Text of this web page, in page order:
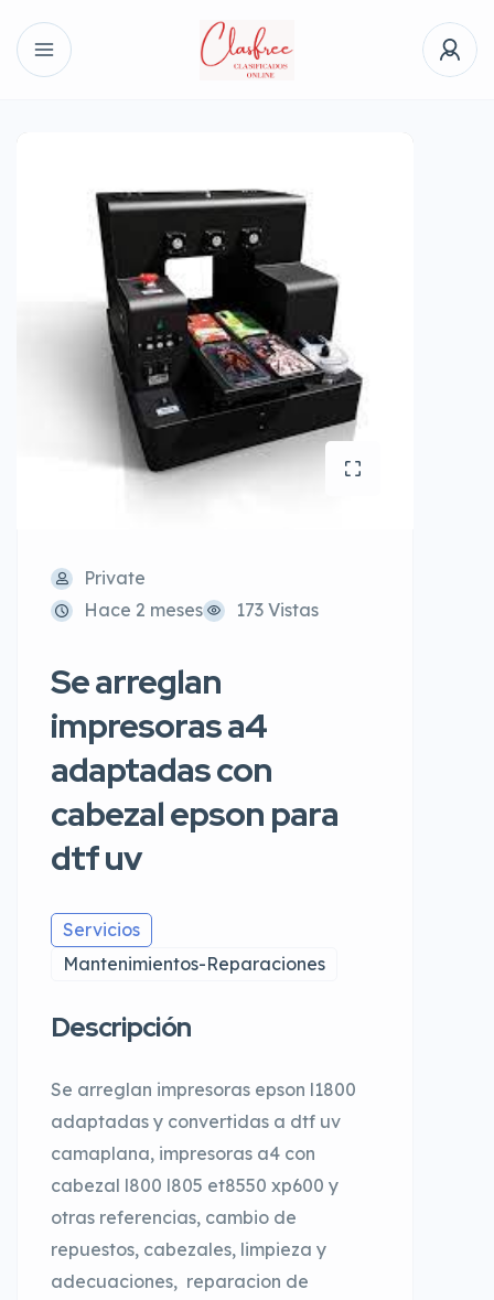
Private
Hace 2 meses
173 Vistas
Se arreglan
impresoras a4
adaptadas con
cabezal epson para
dtf uv
Servicios
Mantenimientos-Reparaciones
Descripción
Se arreglan impresoras epson l1800
adaptadas y convertidas a dtf uv
camaplana, impresoras a4 con
cabezal l800 l805 et8550 xp600 y
otras referencias, cambio de
repuestos, cabezales, limpieza y
adecuaciones, reparacion de